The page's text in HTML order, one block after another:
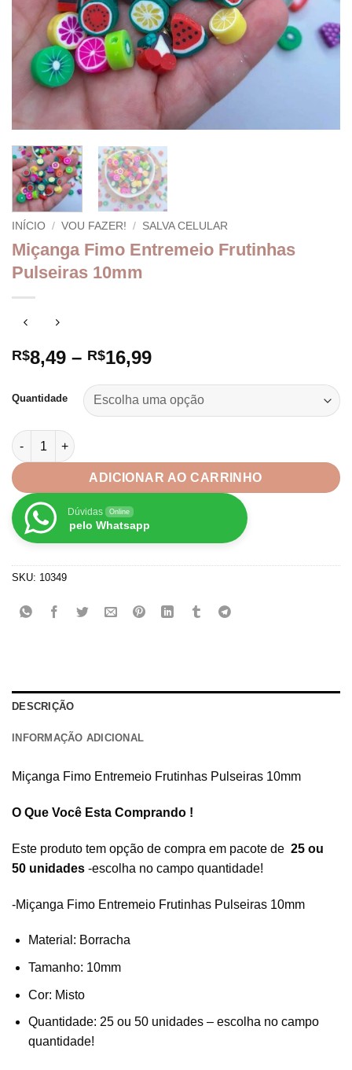
INÍCIO / VOU FAZER! / SALVA CELULAR
Miçanga Fimo Entremeio Frutinhas
Pulseiras 10mm
R$8,49 – R$16,99Faixa
preço:
R$8,49
Quantidade
Miçanga Fimo Entremeio Frutinhas Pulseiras 10mm quantidade
ADICIONAR AO CARRINHO
Dúvidas Online
pelo Whatsapp
SKU: 10349
DESCRIÇÃO
INFORMAÇÃO ADICIONAL
Miçanga Fimo Entremeio Frutinhas Pulseiras 10mm
O Que Você Esta Comprando !
Este produto tem opção de compra em pacote de 25 ou
50 unidades -escolha no campo quantidade!
-Miçanga Fimo Entremeio Frutinhas Pulseiras 10mm
Material: Borracha
Tamanho: 10mm
Cor: Misto
Quantidade: 25 ou 50 unidades – escolha no campo
quantidade!